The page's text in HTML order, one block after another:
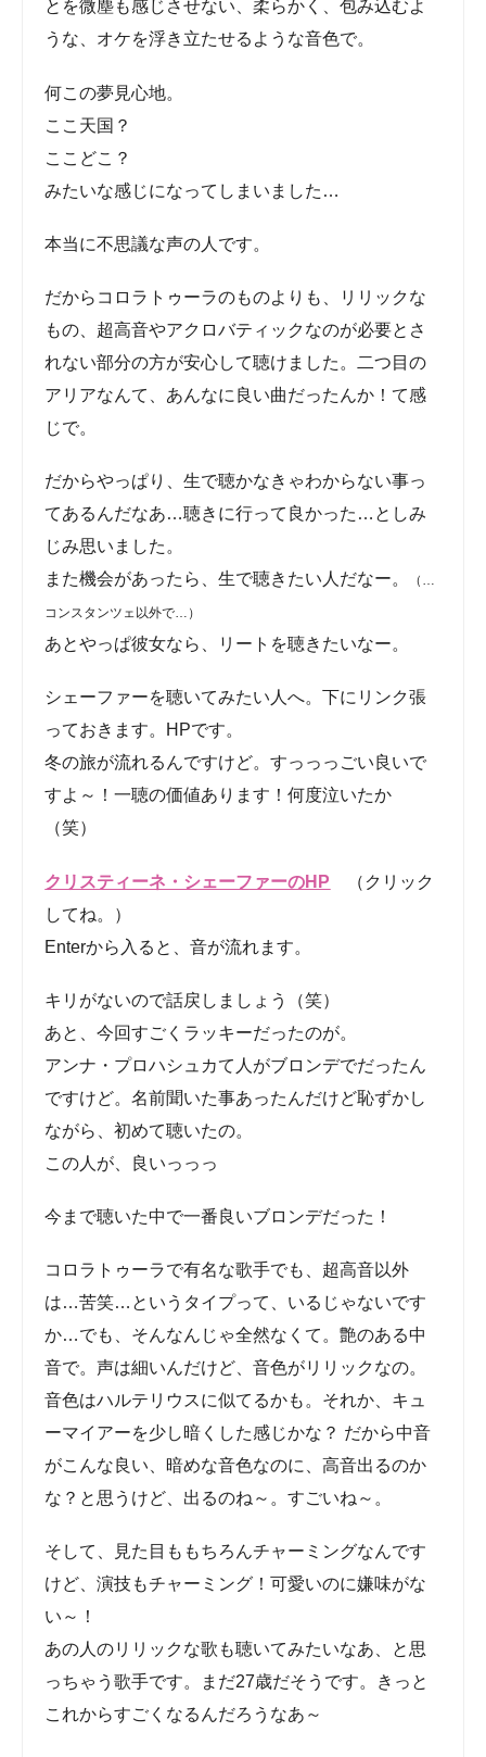
ここ天国？
ここどこ？
みたいな感じになってしまいました…
本当に不思議な声の人です。
だからコロラトゥーラのものよりも、リリックな
もの、超高音やアクロバティックなのが必要とさ
れない部分の方が安心して聴けました。二つ目の
アリアなんて、あんなに良い曲だったんか！て感
じで。
だからやっぱり、生で聴かなきゃわからない事っ
てあるんだなあ…聴きに行って良かった…としみ
じみ思いました。
また機会があったら、生で聴きたい人だなー。
コンスタンツェ以外で…）
あとやっぱ彼女なら、リートを聴きたいなー。
シェーファーを聴いてみたい人へ。下にリンク張
っておきます。HPです。
冬の旅が流れるんですけど。すっっっごい良いです
よ～！一聴の価値あります！何度泣いたか（笑）
クリスティーネ・シェーファーのHP
Enterから入ると、音が流れます。
キリがないので話戻しましょう（笑）
あと、今回すごくラッキーだったのが。
アンナ・プロハシュカて人がブロンデでだったん
ですけど。名前聞いた事あったんだけど恥ずかし
ながら、初めて聴いたの。
この人が、良いっっっ
今まで聴いた中で一番良いブロンデだった！
コロラトゥーラで有名な歌手でも、超高音以外
は…苦笑…というタイプって、いるじゃないです
か…でも、そんなんじゃ全然なくて。艶のある中
音で。声は細いんだけど、音色がリリックなの。
音色はハルテリウスに似てるかも。それか、キュ
ーマイアーを少し暗くした感じかな？ だから中音
がこんな良い、暗めな音色なのに、高音出るのか
な？と思うけど、出るのね～。すごいね～。
そして、見た目ももちろんチャーミングなんです
けど、演技もチャーミング！可愛いのに嫌味がな
い～！
あの人のリリックな歌も聴いてみたいなあ、と思
っちゃう歌手です。まだ27歳だそうです。きっとこ
れからすごくなるんだろうなあ～